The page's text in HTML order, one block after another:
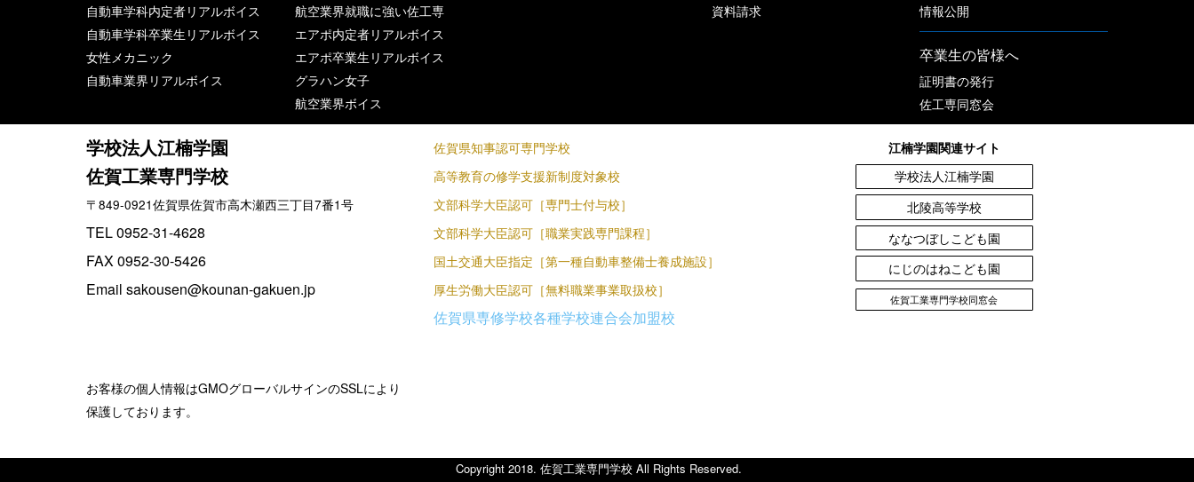
自動車学科内定者リアルボイス
自動車学科卒業生リアルボイス
女性メカニック
自動車業界リアルボイス
航空業界就職に強い佐工専
エアポ内定者リアルボイス
エアポ卒業生リアルボイス
グラハン女子
航空業界ボイス
資料請求
情報公開
卒業生の皆様へ
証明書の発行
佐工専同窓会
学校法人江楠学園
佐賀工業専門学校
〒849-0921佐賀県佐賀市高木瀬西三丁目7番1号
TEL 0952-31-4628
FAX 0952-30-5426
Email sakousen@kounan-gakuen.jp
お客様の個人情報はGMOグローバルサインのSSLにより
保護しております。
佐賀県知事認可専門学校
高等教育の修学支援新制度対象校
文部科学大臣認可［専門士付与校］
文部科学大臣認可［職業実践専門課程］
国土交通大臣指定［第一種自動車整備士養成施設］
厚生労働大臣認可［無料職業事業取扱校］
佐賀県専修学校各種学校連合会加盟校
江楠学園関連サイト
学校法人江楠学園
北陵高等学校
ななつぼしこども園
にじのはねこども園
佐賀工業専門学校同窓会
Copyright 2018. 佐賀工業専門学校 All Rights Reserved.